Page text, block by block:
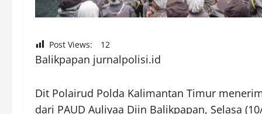
Post Views: 12
Balikpapan jurnalpolisi.id
Dit Polairud Polda Kalimantan Timur
dari PAUD Auliyaa Diin Balikpapan, Selasa